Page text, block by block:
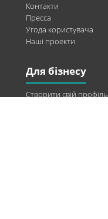
Контакти
Пресса
Угода користувача
Наші проекти
Для бізнесу
Створити свій профіль